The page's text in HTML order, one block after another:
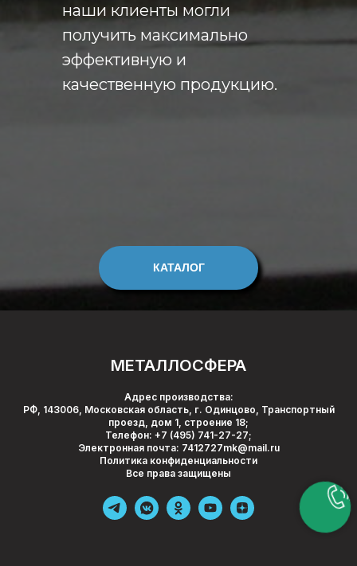
наши клиенты могли
получить максимально
эффективную и
качественную продукцию.
КАТАЛОГ
МЕТАЛЛОСФЕРА
Адрес производства:
РФ, 143006, Московская область, г. Одинцово, Транспортный
проезд, дом 1, строение 18;
Телефон: +7 (495) 741-27-27;
Электронная почта: 7412727mk@mail.ru
Политика конфиденциальности
Все права защищены